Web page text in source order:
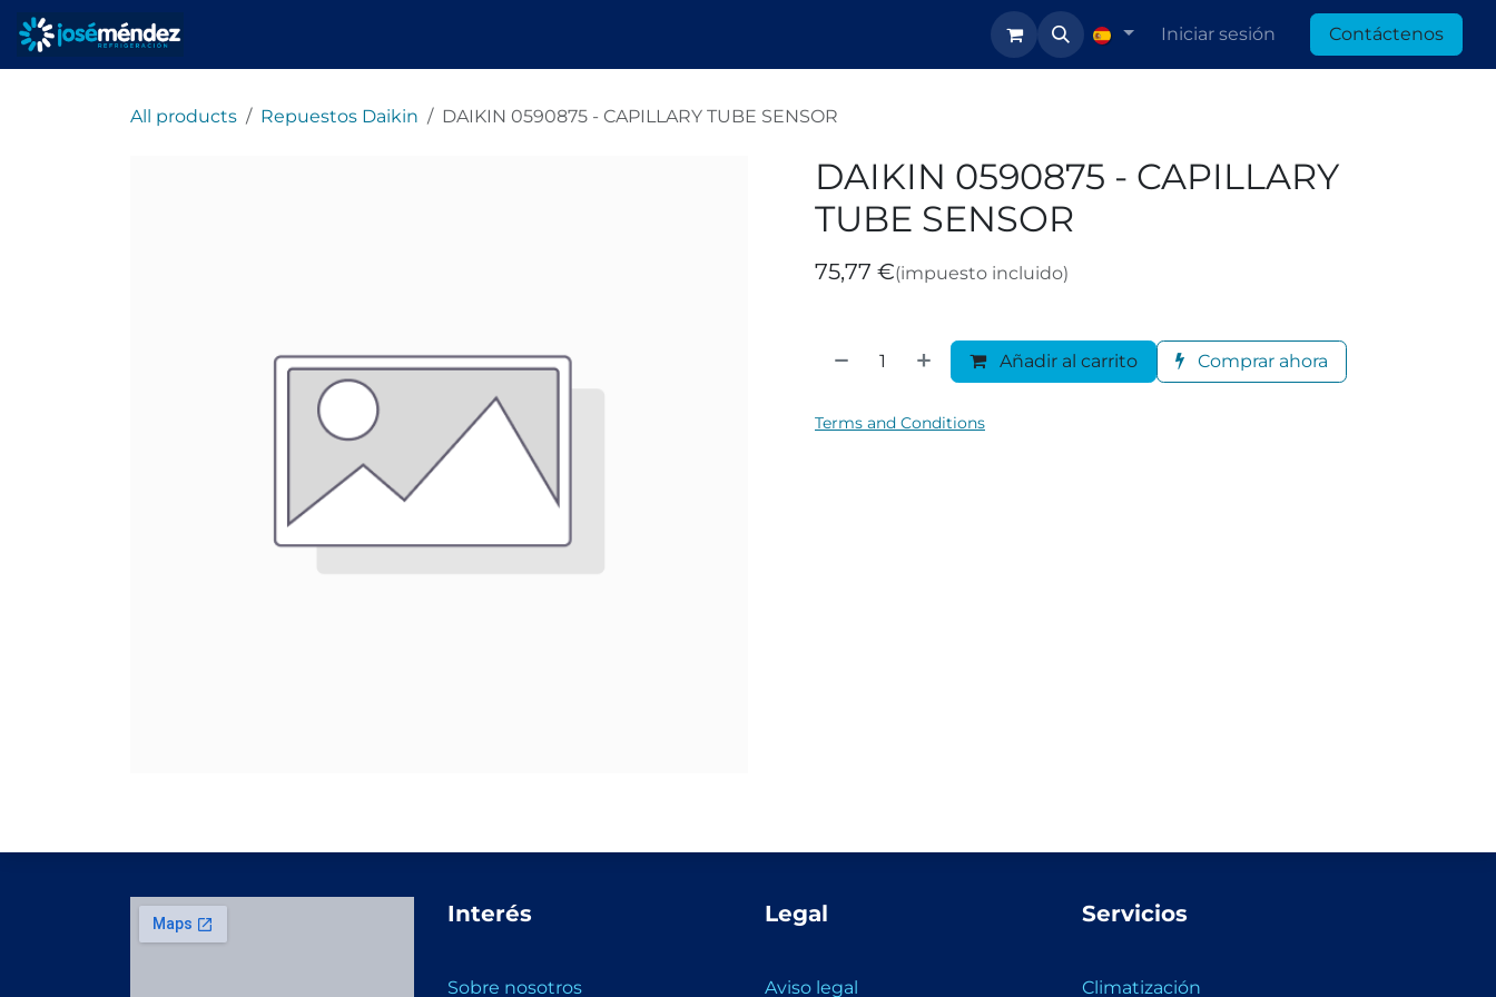
Ir al contenido
Iniciar sesión Contáctenos
All products Repuestos Daikin DAIKIN 0590875 - CAPILLARY TUBE SENSOR
DAIKIN 0590875 - CAPILLARY
TUBE SENSOR
75,77 €(impuesto incluido)
Añadir al carrito Comprar ahora
Terms and Conditions
Interés
Sobre nosotros
Legal
Aviso legal
Servicios
Climatización